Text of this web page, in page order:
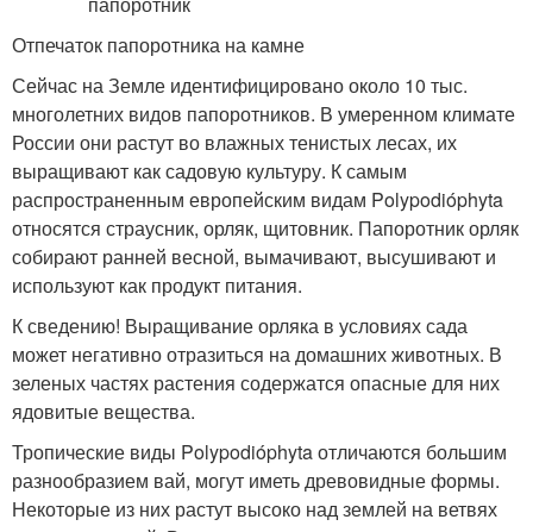
Отпечаток папоротника на камне
Сейчас на Земле идентифицировано около 10 тыс.
многолетних видов папоротников. В умеренном климате
России они растут во влажных тенистых лесах, их
выращивают как садовую культуру. К самым
распространенным европейским видам Polypodióphyta
относятся страусник, орляк, щитовник. Папоротник орляк
собирают ранней весной, вымачивают, высушивают и
используют как продукт питания.
К сведению! Выращивание орляка в условиях сада
может негативно отразиться на домашних животных. В
зеленых частях растения содержатся опасные для них
ядовитые вещества.
Тропические виды Polypodióphyta отличаются большим
разнообразием вай, могут иметь древовидные формы.
Некоторые из них растут высоко над землей на ветвях